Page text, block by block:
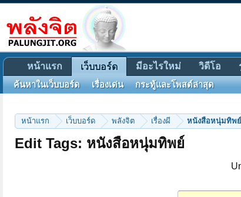
หน้าแรก เว็บบอร์ด พลังจิต เรื่องผี หนังสือหนุ่มทิพย์
Edit Tags: หนังสือหนุ่มทิพย์
หน้าแรก เว็บบอร์ด
ค้นหาในเว็บบอร์ด เรื่องเด่น กระทู้และโพสต์ล่าสุด
มีอะไรใหม่ วิดีโอ